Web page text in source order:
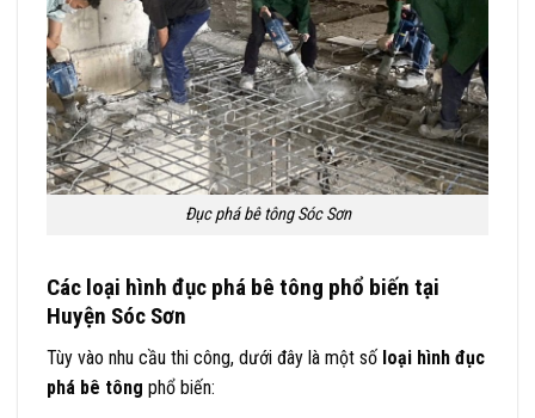
Đục phá bê tông Sóc Sơn
Các loại hình đục phá bê tông phổ biến tại
Huyện Sóc Sơn
Tùy vào nhu cầu thi công, dưới đây là một số loại hình đục
phá bê tông phổ biến: